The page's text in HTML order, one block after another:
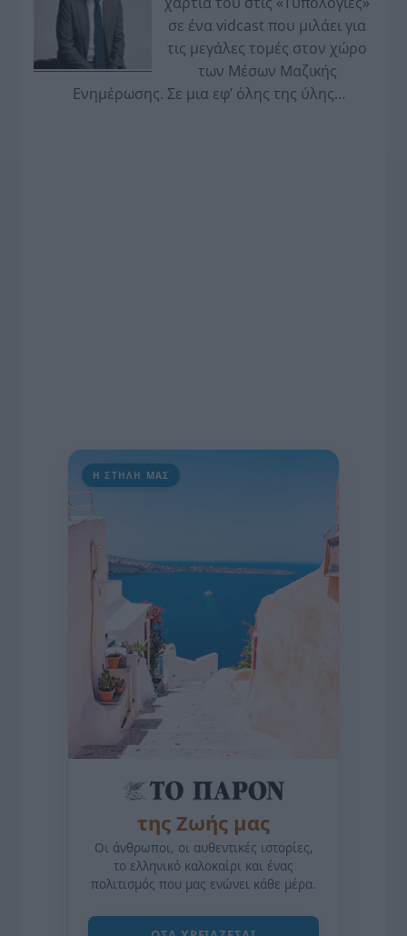
σε ένα vidcast που μιλάει για
τις μεγάλες τομές στον χώρο
των Μέσων Μαζικής
Ενημέρωσης. Σε μια εφ’ όλης της ύλης
Η ΣΤΗΛΗ ΜΑΣ
της Ζωής μας
Οι άνθρωποι, οι αυθεντικές ιστορίες,
το ελληνικό καλοκαίρι και ένας
πολιτισμός που μας ενώνει κάθε μέρα.